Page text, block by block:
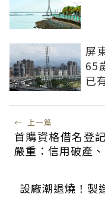
屏
65
已
← 上一篇
首購資格借名登
嚴重：信用破產
設廠潮退燒！製